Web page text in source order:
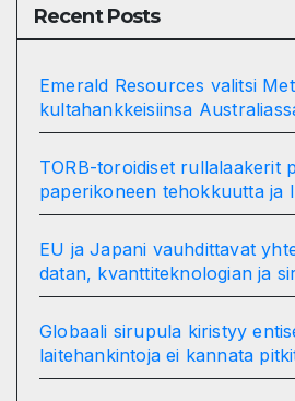
Recent Posts
Emerald Resources valitsi
kultahankkeisiinsa
TORB-toroidiset rullalaakerit
paperikoneen tehokkuutta ja
EU ja Japani vauhdittavat
datan, kvanttiteknologian ja
Globaali sirupula kiristyy
laitehankintoja ei kannata